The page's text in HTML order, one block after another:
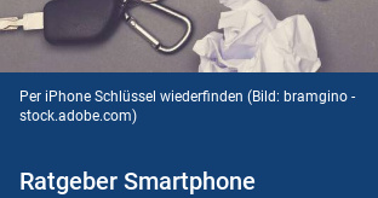
Per iPhone Schlüssel wiederfinden (Bild: bramgino -
stock.adobe.com)
Ratgeber Smartphone